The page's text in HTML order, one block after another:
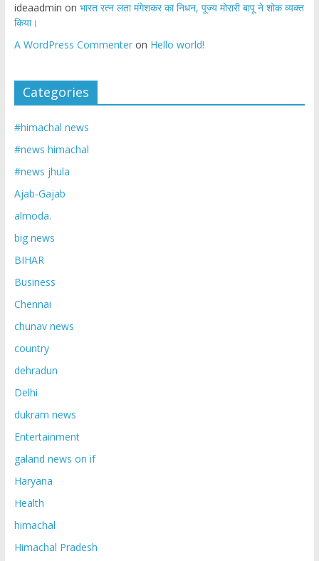
ideaadmin on भारत रत्न लता मंगेशकर का निधन, पूज्य मोरारी बापू ने शोक व्यक्त
किया।
A WordPress Commenteron Hello world!
Categories
#himachal news
#news himachal
#news jhula
Ajab-Gajab
almoda.
big news
BIHAR
Business
Chennai
chunav news
country
dehradun
Delhi
dukram news
Entertainment
galand news on if
Haryana
Health
himachal
Himachal Pradesh